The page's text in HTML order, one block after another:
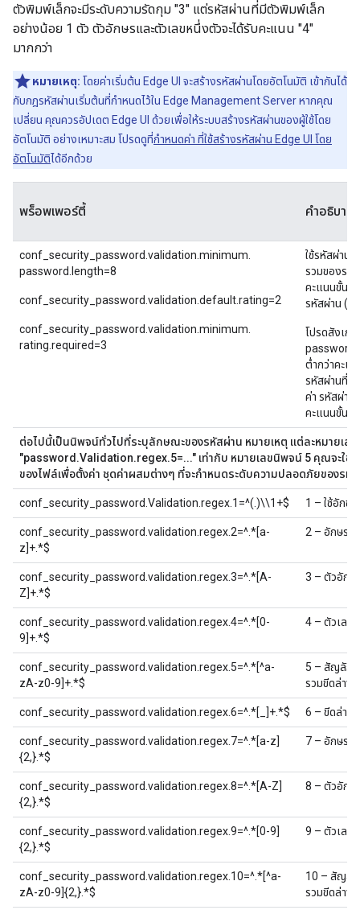
ตัวพิมพ์เล็กจะมีระดับความรัดกุม "3" แต่รหัสผ่านที่มีตัวพิมพ์เล็ก
อย่างน้อย 1 ตัว ตัวอักษรและตัวเลขหนึ่งตัวจะได้รับคะแนน "4"
มากกว่า
หมายเหตุ: โดยค่าเริ่มต้น Edge UI จะสร้างรหัสผ่านโดยอัตโนมัติ เข้ากันได้
กับกฎรหัสผ่านเริ่มต้นที่กำหนดไว้ใน Edge Management Server หากคุณ
เปลี่ยน คุณควรอัปเดต Edge UI ด้วยเพื่อให้ระบบสร้างรหัสผ่านของผู้ใช้โดย
อัตโนมัติ อย่างเหมาะสม โปรดดูที่กำหนดค่า ที่ใช้สร้างรหัสผ่าน Edge UI โดย
อัตโนมัติได้อีกด้วย
พร็อพเพอร์ตี้ คำอธิบาย
conf_security_password.validation.minimum.
password.length=8
conf_security_password.validation.default.rating=2
conf_security_password.validation.minimum.
rating.required=3
ใช้รหัสผ่าน
รวมของรหั
คะแนนขั้นต่
รหัสผ่าน (อ
โปรดสังเกต
ต่ำกว่าคะแ
รหัสผ่านที่ป้
ค่า รหัสผ่าน
คะแนนขั้นต่
ต่อไปนี้เป็นนิพจน์ทั่วไปที่ระบุลักษณะของรหัสผ่าน หมายเหตุ แต่ละหมายเลข
"password.Validation.regex.5=..." เท่ากับ หมายเลขนิพจน์ 5 คุณจะใช้ห
ของไฟล์เพื่อตั้งค่า ชุดค่าผสมต่างๆ ที่จะกำหนดระดับความปลอดภัยของรหั
conf_security_password.Validation.regex.1=^(.)\\1+$ 1 – ใช้อักข
conf_security_password.validation.regex.2=^.*[a-
z]+.*$
2 – อักษรตั
conf_security_password.validation.regex.3=^.*[A-
Z]+.*$
3 – ตัวอักษ
conf_security_password.validation.regex.4=^.*[0-
9]+.*$
4 – ตัวเลข
conf_security_password.validation.regex.5=^.*[^a-
zA-z0-9]+.*$
5 – สัญลักษ
รวมขีดล่าง
conf_security_password.validation.regex.6=^.*[_]+.*$ 6 – ขีดล่าง
conf_security_password.validation.regex.7=^.*[a-z]
{2,}.*$
7 – อักษรตั
conf_security_password.validation.regex.8=^.*[A-Z]
{2,}.*$
8 – ตัวอักษ
conf_security_password.validation.regex.9=^.*[0-9]
{2,}.*$
9 – ตัวเลข
conf_security_password.validation.regex.10=^.*[^a-
zA-z0-9]{2,}.*$
10 – สัญลัก
รวมขีดล่าง)